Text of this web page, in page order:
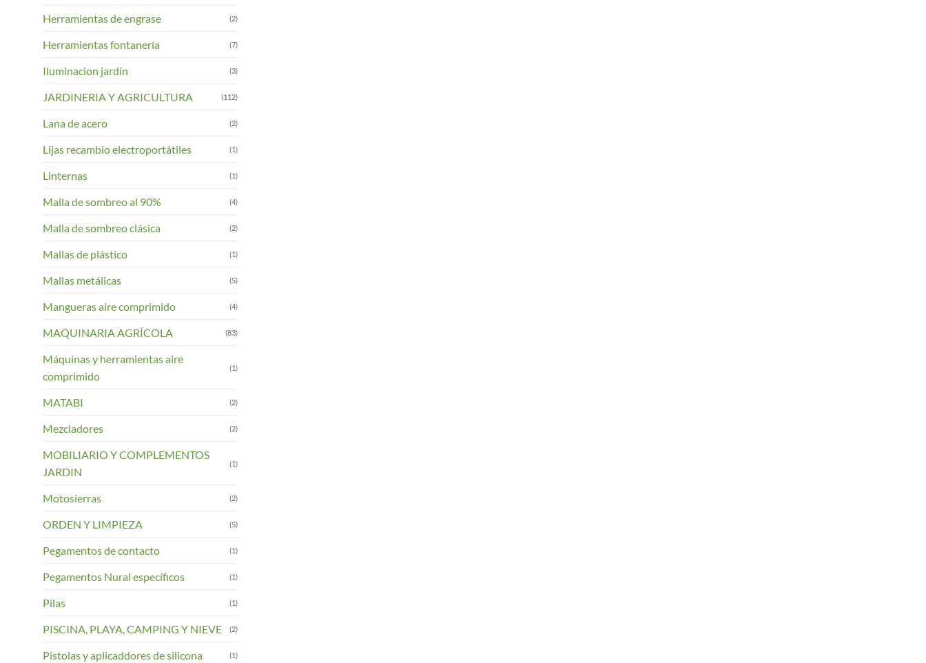
Herramientas de engrase (2)
Herramientas fontanería (7)
Iluminacion jardín (3)
JARDINERIA Y AGRICULTURA (112)
Lana de acero (2)
Lijas recambio electroportátiles (1)
Linternas (1)
Malla de sombreo al 90% (4)
Malla de sombreo clásica (2)
Mallas de plástico (1)
Mallas metálicas (5)
Mangueras aire comprimido (4)
MAQUINARIA AGRÍCOLA (83)
Máquinas y herramientas aire
comprimido
(1)
MATABI (2)
Mezcladores (2)
MOBILIARIO Y COMPLEMENTOS
JARDIN
(1)
Motosierras (2)
ORDEN Y LIMPIEZA (5)
Pegamentos de contacto (1)
Pegamentos Nural específicos (1)
Pilas (1)
PISCINA, PLAYA, CAMPING Y NIEVE (2)
Pistolas y aplicaddores de silicona (1)